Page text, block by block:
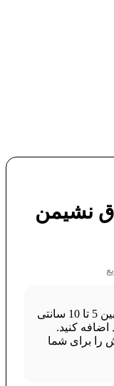
نشیمن
برای اندازه گیری و نصب بهتر، بین 5 تا 10 سانتی
کنید.
را برای شما